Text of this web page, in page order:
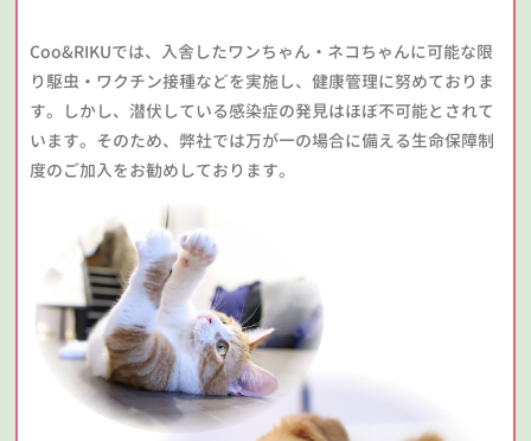
Coo&RIKUでは、入舎したワンちゃん・ネコちゃんに可能な限
り駆虫・ワクチン接種などを実施し、健康管理に努めておりま
す。しかし、潜伏している感染症の発見はほぼ不可能とされて
います。そのため、弊社では万が一の場合に備える生命保障制
度のご加入をお勧めしております。